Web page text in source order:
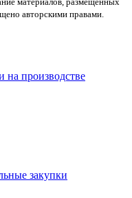
авторскими правами.
на производстве
закупки